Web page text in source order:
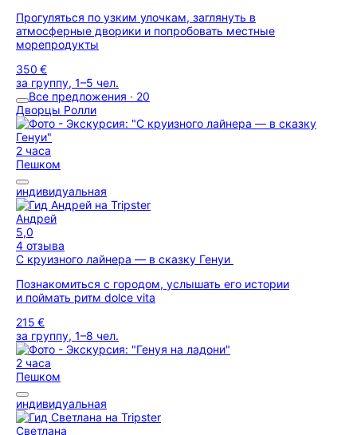
Прогуляться по узким улочкам, заглянуть в
атмосферные дворики и попробовать местные
морепродукты
350 €
за группу, 1–5 чел.
Все предложения · 20
Дворцы Ролли
2 часа
Пешком
индивидуальная
Андрей
5,0
4 отзыва
С круизного лайнера — в сказку Генуи
Познакомиться с городом, услышать его истории
и поймать ритм dolce vita
215 €
за группу, 1–8 чел.
2 часа
Пешком
индивидуальная
Светлана